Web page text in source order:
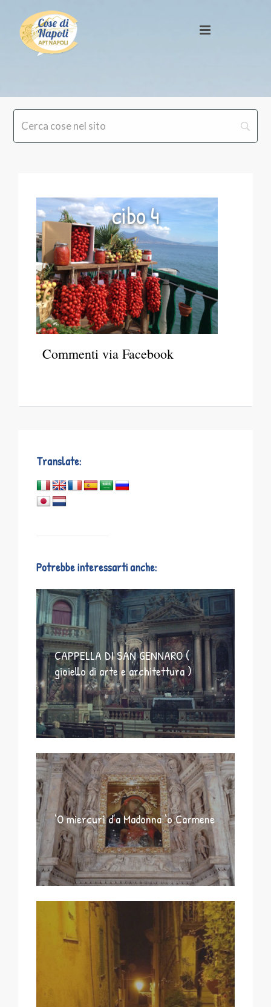
cibo 4
Commenti via Facebook
Translate:
Potrebbe interessarti anche:
CAPPELLA DI SAN GENNARO (
gioiello di arte e architettura )
‘O miercurì d’a Madonna ‘o Carmene